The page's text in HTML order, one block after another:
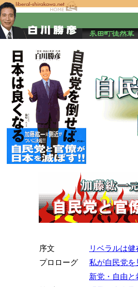
序文
リベラルは
プロローグ
私が自民党を
新党・自由